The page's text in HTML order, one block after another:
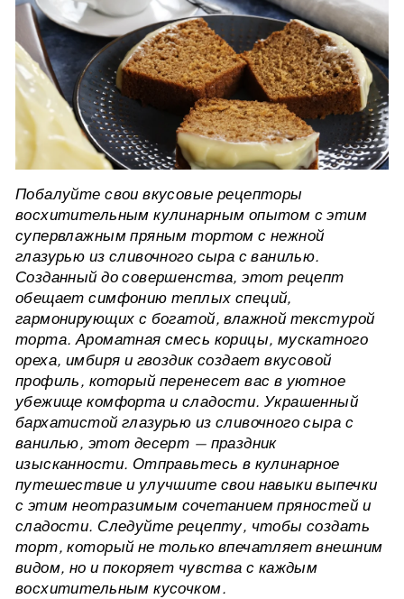
Побалуйте свои вкусовые рецепторы
восхитительным кулинарным опытом с этим
супервлажным пряным тортом с нежной
глазурью из сливочного сыра с ванилью.
Созданный до совершенства, этот рецепт
обещает симфонию теплых специй,
гармонирующих с богатой, влажной текстурой
торта. Ароматная смесь корицы, мускатного
ореха, имбиря и гвоздик создает вкусовой
профиль, который перенесет вас в уютное
убежище комфорта и сладости. Украшенный
бархатистой глазурью из сливочного сыра с
ванилью, этот десерт — праздник
изысканности. Отправьтесь в кулинарное
путешествие и улучшите свои навыки выпечки
с этим неотразимым сочетанием пряностей и
сладости. Следуйте рецепту, чтобы создать
торт, который не только впечатляет внешним
видом, но и покоряет чувства с каждым
восхитительным кусочком.